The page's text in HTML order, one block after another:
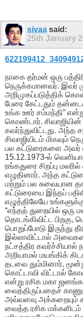
sivaa said:
25th January
நாகை தர்மன் ஒரு
நெருக்கமானவர். இவர்
அறிமுகப்படுத்திக்
பேரை கேட்டதும்
உங்க ஊர் சம்மந்தி”
கொண்டார்.
கவர்ந்துவிட்டது. அந்த
சிவாஜியிடம் மிகவும்
பல கட்டுரைகளை அவர்
​15.12.1973-ல்
ரங்கதுரை சிறப்பு
எழுதினார். அந்த
மற்றும் பல சுவையான
கட்டுரையை இந்தப்
எழுத்திலேயே
​“எந்தத் துறையில்
தொடங்கிவிட்ட பிறகு,
பொறுப்போடு இருந்து
இல்லாவிட்டால்
நட்சத்திர கவர்ச்சியால்
அறியாமல் மயங்கிக்
தடவை தும்மினார்,
கொட்டாவி விட்டால்
என்று ரசிக மகா
வைத்திருப்பதைச்
​அவ்வளவு அக்கறையும்
வைத்த ரசிக